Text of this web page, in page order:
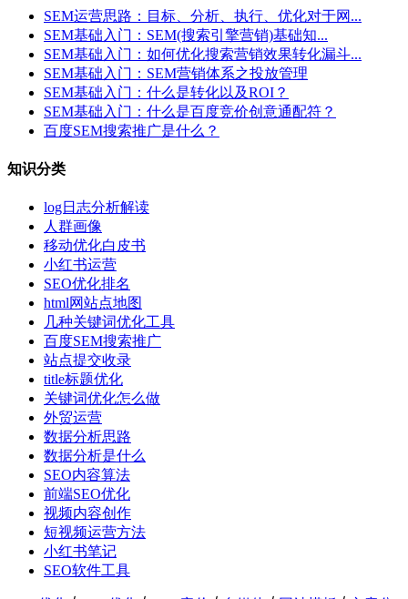
SEM运营思路：目标、分析、执行、优化对于网...
SEM基础入门：SEM(搜索引擎营销)基础知...
SEM基础入门：如何优化搜索营销效果转化漏斗...
SEM基础入门：SEM营销体系之投放管理
SEM基础入门：什么是转化以及ROI？
SEM基础入门：什么是百度竞价创意通配符？
百度SEM搜索推广是什么？
知识分类
log日志分析解读
人群画像
移动优化白皮书
小红书运营
SEO优化排名
html网站点地图
几种关键词优化工具
百度SEM搜索推广
站点提交收录
title标题优化
关键词优化怎么做
外贸运营
数据分析思路
数据分析是什么
SEO内容算法
前端SEO优化
视频内容创作
短视频运营方法
小红书笔记
SEO软件工具